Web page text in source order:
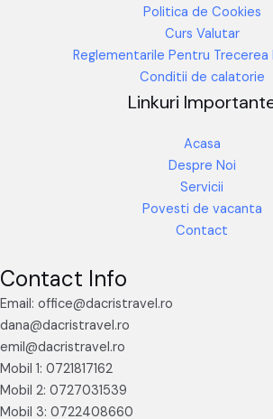
Politica de Cookies
Curs Valutar
Reglementarile Pentru Trecerea
Conditii de calatorie
Linkuri
Acasa
Despre Noi
Servicii
Povesti de vacanta
Contact
Contact Info
Email: office@dacristravel.ro
dana@dacristravel.ro
emil@dacristravel.ro
Mobil 1: 0721817162
Mobil 2: 0727031539
Mobil 3: 0722408660